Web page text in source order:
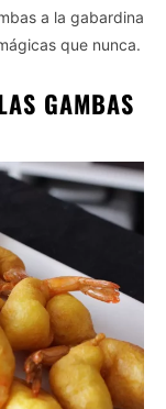
a la gabardina
que nunca.
GAMBAS